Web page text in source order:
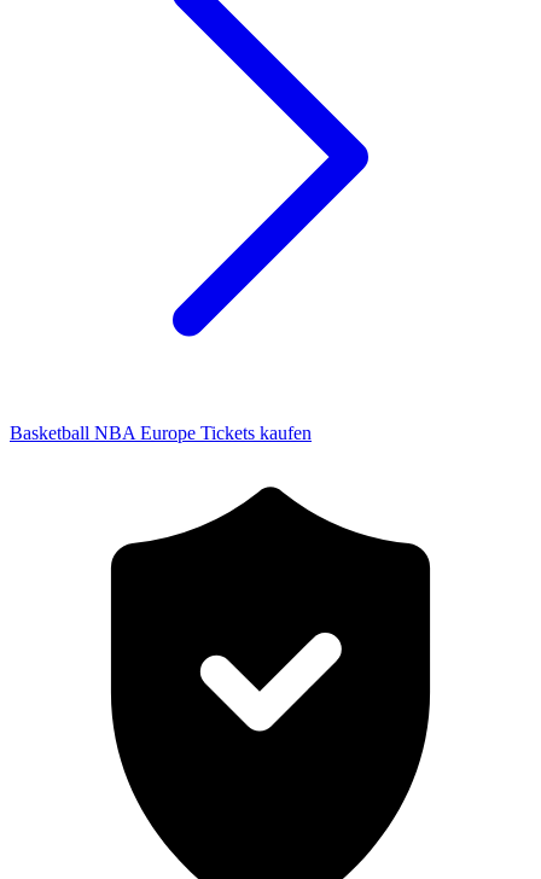
Basketball NBA Europe Tickets kaufen